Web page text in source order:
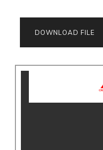
DOWNLOAD FILE